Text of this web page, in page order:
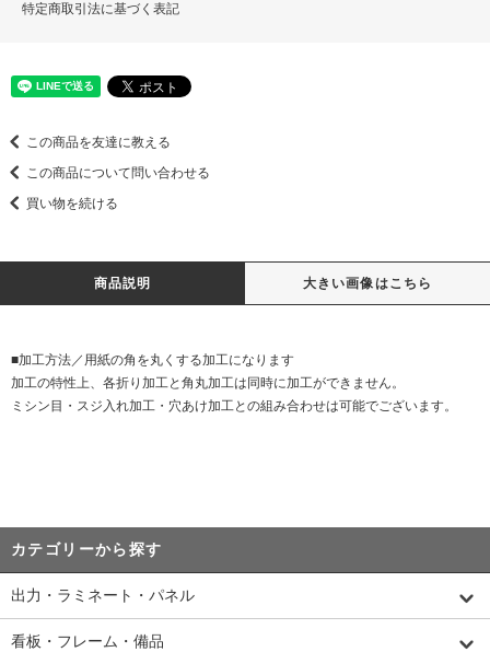
特定商取引法に基づく表記
この商品を友達に教える
この商品について問い合わせる
買い物を続ける
商品説明 大きい画像はこちら
■加工方法／用紙の角を丸くする加工になります
加工の特性上、各折り加工と角丸加工は同時に加工ができません。
ミシン目・スジ入れ加工・穴あけ加工との組み合わせは可能でございます。
カテゴリーから探す
出力・ラミネート・パネル
看板・フレーム・備品